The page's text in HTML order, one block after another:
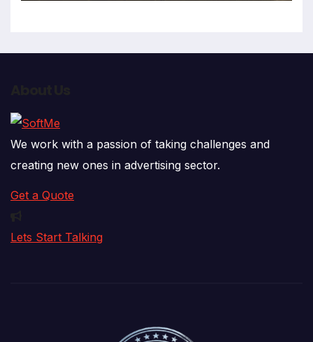
We work with a passion of taking challenges and
creating new ones in advertising sector.
Get a Quote
Lets Start Talking